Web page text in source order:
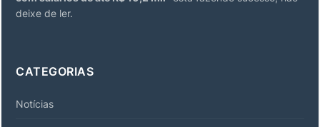
deixe de ler.
CATEGORIAS
Notícias